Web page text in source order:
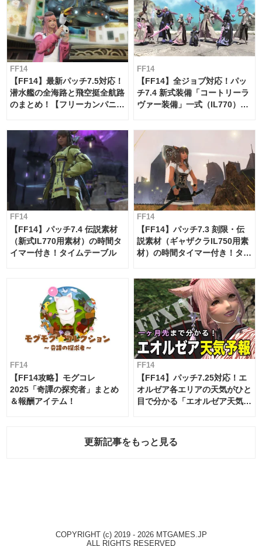
FF14
【FF14】最新パッチ7.5対応！
潜水艦の全海路と飛空挺全航路
のまとめ！【フリーカンパニ
FF14
【FF14】全ジョブ対応！パッ
チ7.4 新式装備「コートリーラ
ヴァー装備」一式（IL770）の
FF14
【FF14】パッチ7.4 伝説素材
（新式IL770用素材）の時間タ
イマー付き！タイムテーブル
FF14
【FF14】パッチ7.3 刻限・伝
説素材（ギャザクラIL750用素
材）の時間タイマー付き！タイ
FF14
【FF14攻略】モグコレ
2025「奇譚の探究者」まとめ
＆報酬アイテム！
FF14
【FF14】パッチ7.25対応！エ
オルゼア各エリアの天気がひと
目で分かる「エオルゼア天気予
更新記事をもっと見る
COPYRIGHT (c) 2019 - 2026 MTGAMES.JP
ALL RIGHTS RESERVED